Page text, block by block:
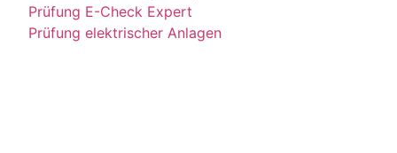
Prüfung E-Check Expert
Prüfung elektrischer Anlagen